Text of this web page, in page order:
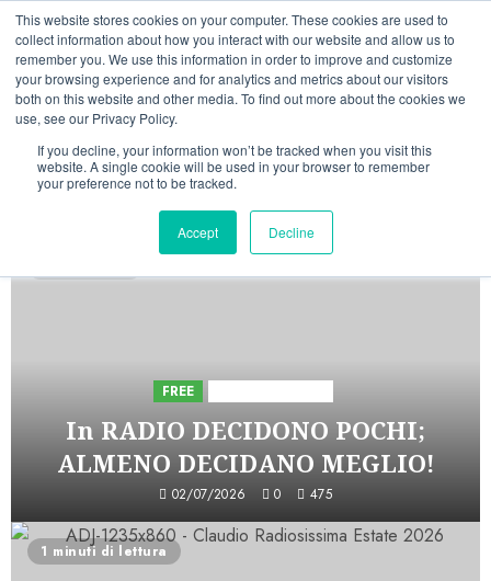
This website stores cookies on your computer. These cookies are used to
collect information about how you interact with our website and allow us to
remember you. We use this information in order to improve and customize
your browsing experience and for analytics and metrics about our visitors
both on this website and other media. To find out more about the cookies we
use, see our Privacy Policy.
If you decline, your information won’t be tracked when you visit this
website. A single cookie will be used in your browser to remember
your preference not to be tracked.
Accept Decline
Vai
contenuto
09/08/202623:10:27
LinkedinFacebook
X TelegramWhatsappMastodon
INIZIATIVE ASTORRI
FREE
In RADIO DECIDONO POCHI;
ALMENO DECIDANO MEGLIO!
02/07/2026 0 475
1 minuti di lettura